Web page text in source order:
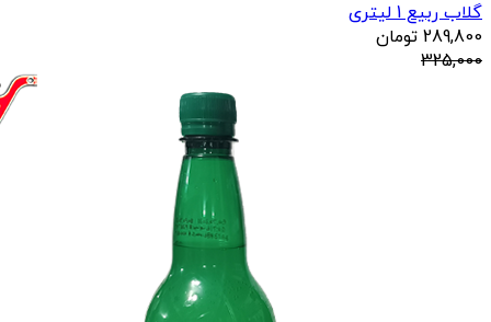
گلاب ربیع 1 لیتری
289,800 تومان
325,000